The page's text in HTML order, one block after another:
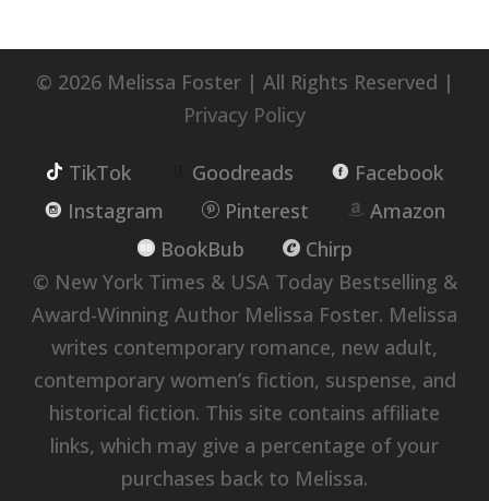
© 2026 Melissa Foster | All Rights Reserved |
Privacy Policy
TikTok Goodreads
Facebook
Instagram
Pinterest
Amazon
BookBub
Chirp
© New York Times & USA Today Bestselling &
Award-Winning Author Melissa Foster. Melissa
writes contemporary romance, new adult,
contemporary women’s fiction, suspense, and
historical fiction. This site contains affiliate
links, which may give a percentage of your
purchases back to Melissa.